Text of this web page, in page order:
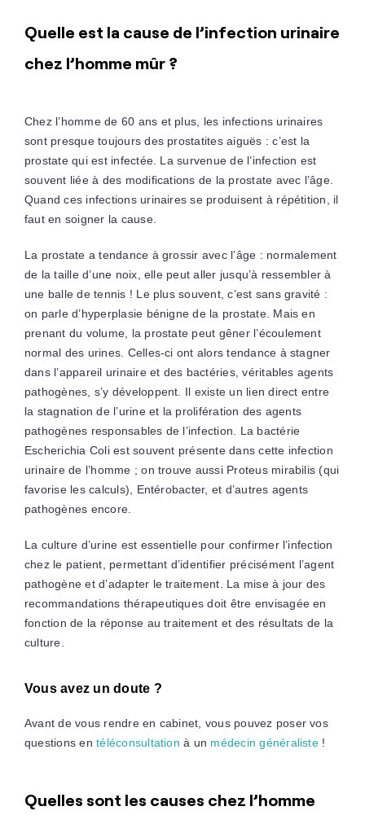
Quelle est la cause de l’infection urinaire
chez l’homme mûr ?
Chez l’homme de 60 ans et plus, les infections urinaires
sont presque toujours des prostatites aiguës : c’est la
prostate qui est infectée. La survenue de l’infection est
souvent liée à des modifications de la prostate avec l’âge.
Quand ces infections urinaires se produisent à répétition, il
faut en soigner la cause.
La prostate a tendance à grossir avec l’âge : normalement
de la taille d’une noix, elle peut aller jusqu’à ressembler à
une balle de tennis ! Le plus souvent, c’est sans gravité :
on parle d’hyperplasie bénigne de la prostate. Mais en
prenant du volume, la prostate peut gêner l’écoulement
normal des urines. Celles-ci ont alors tendance à stagner
dans l’appareil urinaire et des bactéries, véritables agents
pathogènes, s’y développent. Il existe un lien direct entre
la stagnation de l’urine et la prolifération des agents
pathogènes responsables de l’infection. La bactérie
Escherichia Coli est souvent présente dans cette infection
urinaire de l’homme ; on trouve aussi Proteus mirabilis (qui
favorise les calculs), Entérobacter, et d’autres agents
pathogènes encore.
La culture d’urine est essentielle pour confirmer l’infection
chez le patient, permettant d’identifier précisément l’agent
pathogène et d’adapter le traitement. La mise à jour des
recommandations thérapeutiques doit être envisagée en
fonction de la réponse au traitement et des résultats de la
culture.
Vous avez un doute ?
Avant de vous rendre en cabinet, vous pouvez poser vos
questions entéléconsultation à un médecin généraliste!
Quelles sont les causes chez l’homme